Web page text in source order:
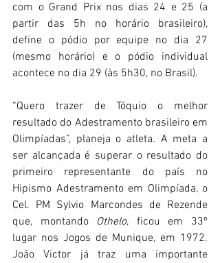
com o Grand Prix nos dias 24 e 25 (a
partir das 5h no horário brasileiro),
define o pódio por equipe no dia 27
(mesmo horário) e o pódio individual
acontece no dia 29 (às 5h30, no Brasil).
“Quero trazer de Tóquio o melhor
resultado do Adestramento brasileiro em
Olimpíadas”, planeja o atleta. A meta a
ser alcançada é superar o resultado do
primeiro representante do país no
Hipismo Adestramento em Olimpíada, o
Cel. PM Sylvio Marcondes de Rezende
que, montando Othelo, ficou em 33º
lugar nos Jogos de Munique, em 1972.
João Victor já traz uma importante